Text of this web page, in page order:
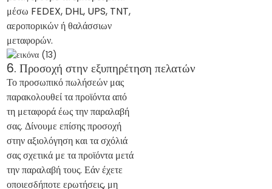
μέσω FEDEX, DHL, UPS, TNT,
αεροπορικών ή θαλάσσιων
μεταφορών.
6. Προσοχή στην εξυπηρέτηση πελατών
Το προσωπικό πωλήσεών μας
παρακολουθεί τα προϊόντα από
τη μεταφορά έως την παραλαβή
σας. Δίνουμε επίσης προσοχή
στην αξιολόγηση και τα σχόλιά
σας σχετικά με τα προϊόντα μετά
την παραλαβή τους. Εάν έχετε
οποιεσδήποτε ερωτήσεις, μη